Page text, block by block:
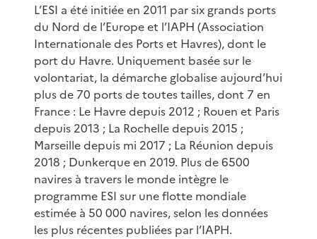
L’ESI a été initiée en 2011 par six grands ports
du Nord de l’Europe et l’IAPH (Association
Internationale des Ports et Havres), dont le
port du Havre. Uniquement basée sur le
volontariat, la démarche globalise aujourd’hui
plus de 70 ports de toutes tailles, dont 7 en
France : Le Havre depuis 2012 ; Rouen et Paris
depuis 2013 ; La Rochelle depuis 2015 ;
Marseille depuis mi 2017 ; La Réunion depuis
2018 ; Dunkerque en 2019. Plus de 6500
navires à travers le monde intègre le
programme ESI sur une flotte mondiale
estimée à 50 000 navires, selon les données
les plus récentes publiées par l’IAPH.